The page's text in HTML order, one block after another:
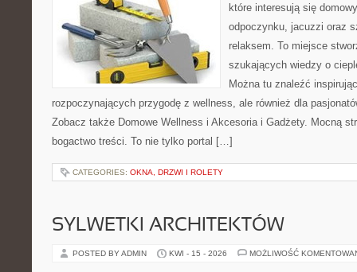
które interesują się
odpoczynku, jacuzzi oraz
relaksem. To miejsce
szukających wiedzy o
Można tu znaleźć
rozpoczynających przygodę z wellness, ale również dla
Zobacz także Domowe Wellness i Akcesoria i Gadżety. Mocną
bogactwo treści. To nie tylko portal […]
CATEGORIES: OKNA, DRZWI I ROLETY
SYLWETKI ARCHITEKTÓW
POSTED BY ADMIN KWI - 15 - 2026 MOŻLIWOŚĆ